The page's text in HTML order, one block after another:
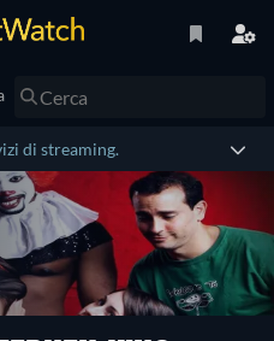
di streaming.